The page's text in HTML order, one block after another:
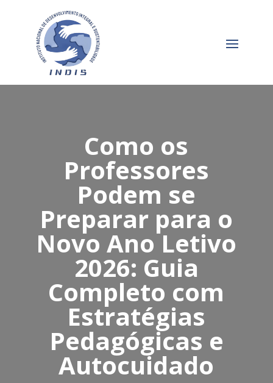
Como os
Professores
Podem se
Preparar para o
Novo Ano Letivo
2026: Guia
Completo com
Estratégias
Pedagógicas e
Autocuidado